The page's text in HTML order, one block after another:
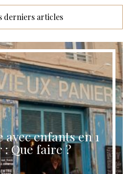
derniers articles
enfants en 1
: Que faire ?